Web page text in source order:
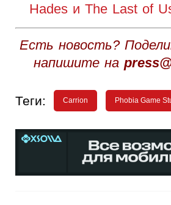
Hades и The Last of
Есть новость?
напишите на
Теги: Carrion Phobia Game